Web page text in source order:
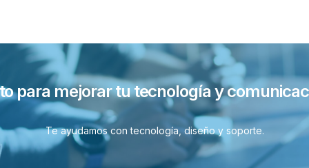
para mejorar tu tecnología y
Te ayudamos con tecnología, diseño y soporte.